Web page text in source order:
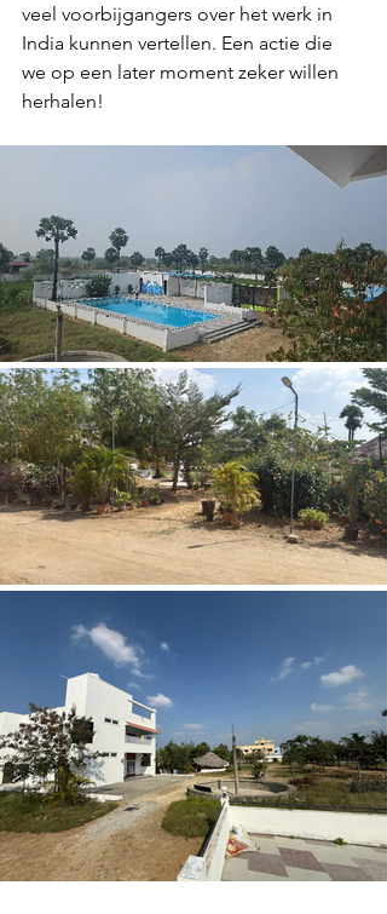
veel voorbijgangers over het werk in
India kunnen vertellen. Een actie die
we op een later moment zeker willen
herhalen!